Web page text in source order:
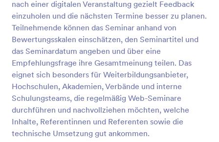
nach einer digitalen Veranstaltung gezielt Feedback
einzuholen und die nächsten Termine besser zu planen.
Teilnehmende können das Seminar anhand von
Bewertungsskalen einschätzen, den Seminartitel und
das Seminardatum angeben und über eine
Empfehlungsfrage ihre Gesamtmeinung teilen. Das
eignet sich besonders für Weiterbildungsanbieter,
Hochschulen, Akademien, Verbände und interne
Schulungsteams, die regelmäßig Web-Seminare
durchführen und nachvollziehen möchten, welche
Inhalte, Referentinnen und Referenten sowie die
technische Umsetzung gut ankommen.
Vorschau